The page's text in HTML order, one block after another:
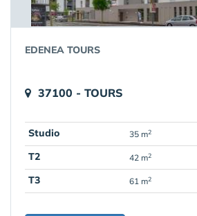
EDENEA TOURS
37100 - TOURS
Studio 35 m2
T2
42 m2
T3
61 m2